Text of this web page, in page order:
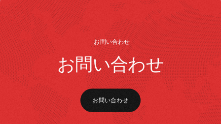
お問い合わせ
お問い合わせ
お問い合わせ